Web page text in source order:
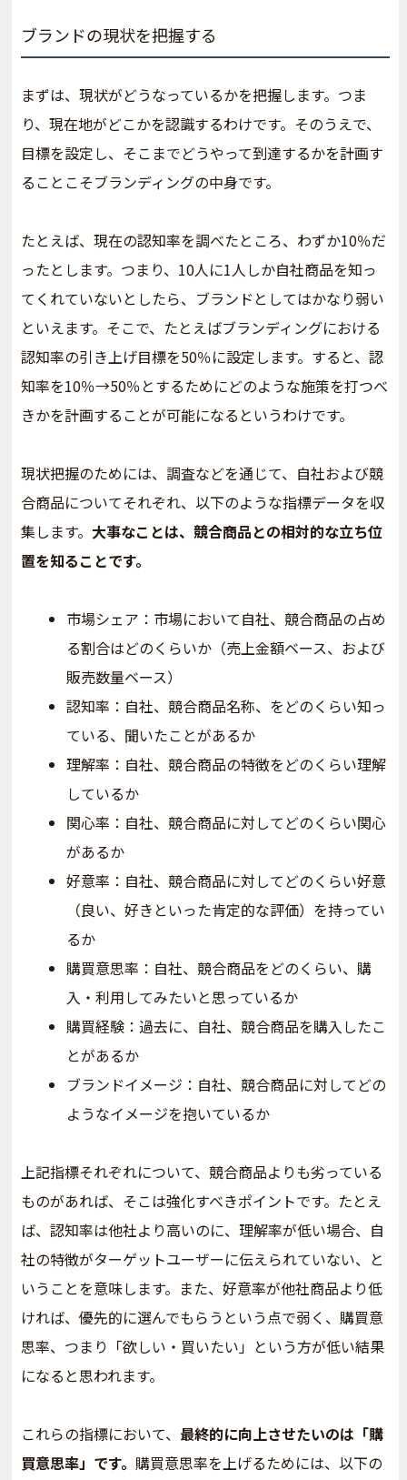
ブランドの現状を把握する
まずは、現状がどうなっているかを把握します。つま
り、現在地がどこかを認識するわけです。そのうえで、
目標を設定し、そこまでどうやって到達するかを計画す
ることこそブランディングの中身です。
たとえば、現在の認知率を調べたところ、わずか10％だ
ったとします。つまり、10人に1人しか自社商品を知っ
てくれていないとしたら、ブランドとしてはかなり弱い
といえます。そこで、たとえばブランディングにおける
認知率の引き上げ目標を50％に設定します。すると、認
知率を10％→50％とするためにどのような施策を打つべ
きかを計画することが可能になるというわけです。
現状把握のためには、調査などを通じて、自社および競
合商品についてそれぞれ、以下のような指標データを収
集します。大事なことは、競合商品との相対的な立ち位
置を知ることです。
市場シェア：市場において自社、競合商品の占め
る割合はどのくらいか（売上金額ベース、および
販売数量ベース）
認知率：自社、競合商品名称、をどのくらい知っ
ている、聞いたことがあるか
理解率：自社、競合商品の特徴をどのくらい理解
しているか
関心率：自社、競合商品に対してどのくらい関心
があるか
好意率：自社、競合商品に対してどのくらい好意
（良い、好きといった肯定的な評価）を持ってい
るか
購買意思率：自社、競合商品をどのくらい、購
入・利用してみたいと思っているか
購買経験：過去に、自社、競合商品を購入したこ
とがあるか
ブランドイメージ：自社、競合商品に対してどの
ようなイメージを抱いているか
上記指標それぞれについて、競合商品よりも劣っている
ものがあれば、そこは強化すべきポイントです。たとえ
ば、認知率は他社より高いのに、理解率が低い場合、自
社の特徴がターゲットユーザーに伝えられていない、と
いうことを意味します。また、好意率が他社商品より低
ければ、優先的に選んでもらうという点で弱く、購買意
思率、つまり「欲しい・買いたい」という方が低い結果
になると思われます。
これらの指標において、 最終的に向上させたいのは「購
買意思率」です。購買意思率を上げるためには、以下の